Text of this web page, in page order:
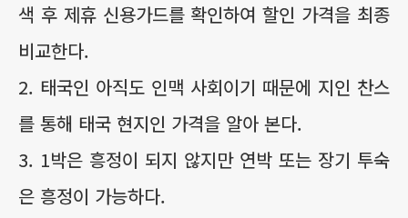
색 후 제휴 신용가드를 확인하여 할인 가격을 최종
비교한다.
2. 태국인 아직도 인맥 사회이기 때문에 지인 찬스
를 통해 태국 현지인 가격을 알아 본다.
3. 1박은 흥정이 되지 않지만 연박 또는 장기 투숙
은 흥정이 가능하다.